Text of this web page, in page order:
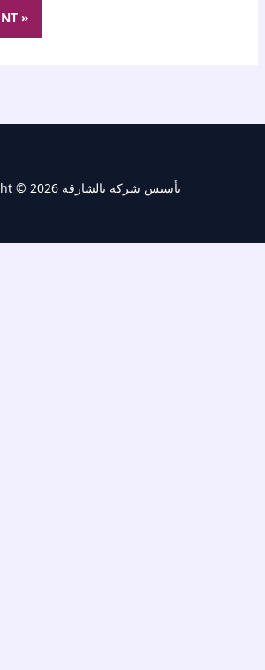
Copyright © 2026 تأسيس شركة بالشارقة